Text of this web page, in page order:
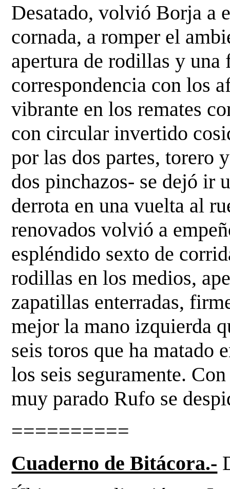
Desatado, volvió Borja a
cornada, a romper el
apertura de rodillas y una
correspondencia con los
vibrante en los remates
con circular invertido
por las dos partes,torero
dos pinchazos- se dejó ir
derrota en una vuelta al
renovados volvió a
espléndido sexto de
rodillas en los medios,
zapatillas enterradas,
mejor la mano izquierda
seistoros que ha matado
los seis seguramente.
muy parado Rufo se
==========
Cuaderno de Bitácora.-